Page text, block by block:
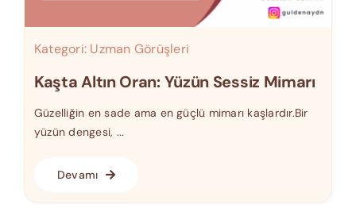
Kategori: Uzman Görüşleri
Kaşta Altın Oran: Yüzün Sessiz Mimarı
Güzelliğin en sade ama en güçlü mimarı kaşlardır.Bir
yüzün dengesi, ...
Devamı